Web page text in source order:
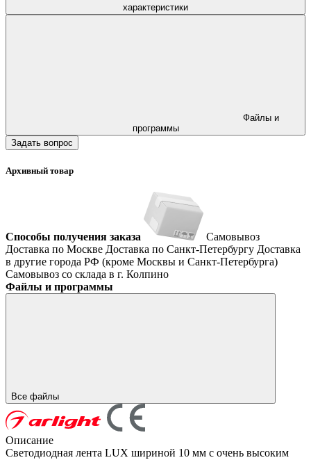
характеристики
программы
Задать вопрос
Архивный товар
Способы получения заказа
Самовывоз
Доставка по Москве Доставка по Санкт-Петербургу Доставка
в другие города РФ (кроме Москвы и Санкт-Петербурга)
Самовывоз со склада в г. Колпино
Файлы и программы
Все файлы
Описание
Светодиодная лента LUX шириной 10 мм с очень высоким